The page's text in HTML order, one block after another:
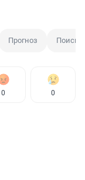
Прогноз Поиск
0 0